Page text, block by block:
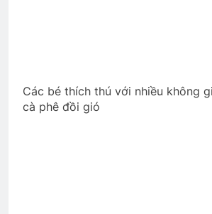
Các bé thích thú với nhiều không
cà phê đồi gió